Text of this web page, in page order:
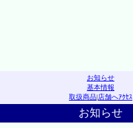
お知らせ
基本情報
取扱商品|店舗へｱｸｾｽ
お知らせ